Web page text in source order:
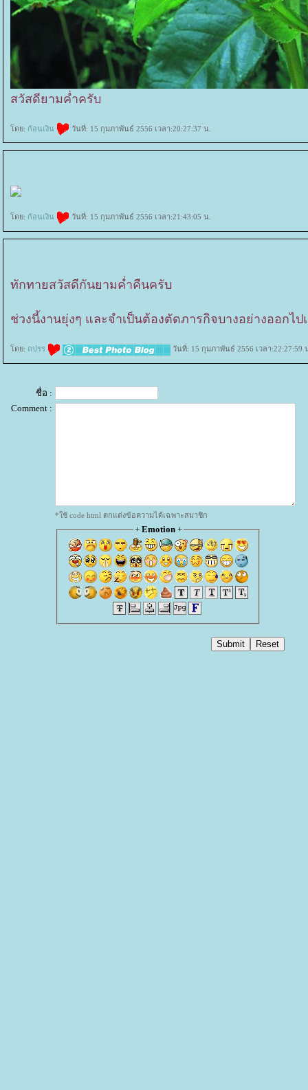
สวัสดียามค่ำครับ
ดย: ก้อนเงิน วันที่: 15 กุมภาพันธ์ 2556 เวลา:20:27:37 น.
ดย: ก้อนเงิน วันที่: 15 กุมภาพันธ์ 2556 เวลา:21:43:05 น.
ทักทายสวัสดีกันยามค่ำคืนครับ
ช่วงนี้งานยุ่งๆ และจำเป็นต้องตัดภารกิจบางอย่างออกไ
ดย: ถปรร วันที่: 15 กุมภาพันธ์ 2556 เวลา:22:27:59
ชื่อ :
Comment :
*ใช้ code html ตกแต่งข้อความได้เฉพาะสมาชิก
+ Emotion+